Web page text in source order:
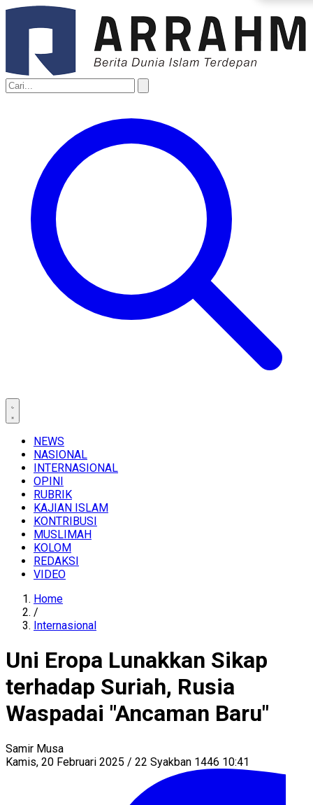
NEWS
NASIONAL
INTERNASIONAL
OPINI
RUBRIK
KAJIAN ISLAM
KONTRIBUSI
MUSLIMAH
KOLOM
REDAKSI
VIDEO
Home
/
Internasional
Uni Eropa Lunakkan Sikap
terhadap Suriah, Rusia
Waspadai "Ancaman Baru"
Samir Musa
Kamis, 20 Februari 2025 / 22 Syakban 1446 10:41